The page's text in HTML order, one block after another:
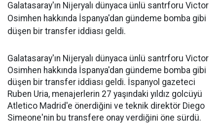
Galatasaray'ın Nijeryalı dünyaca ünlü santrforu Victor
Osimhen hakkında İspanya'dan gündeme bomba gibi
düşen bir transfer iddiası geldi.
Galatasaray'ın Nijeryalı dünyaca ünlü santrforu Victor
Osimhen hakkında İspanya'dan gündeme bomba gibi
düşen bir transfer iddiası geldi. İspanyol gazeteci
Ruben Uria, menajerlerin 27 yaşındaki yıldız golcüyü
Atletico Madrid'e önerdiğini ve teknik direktör Diego
Simeone'nin bu transfere onay verdiğini öne sürdü.